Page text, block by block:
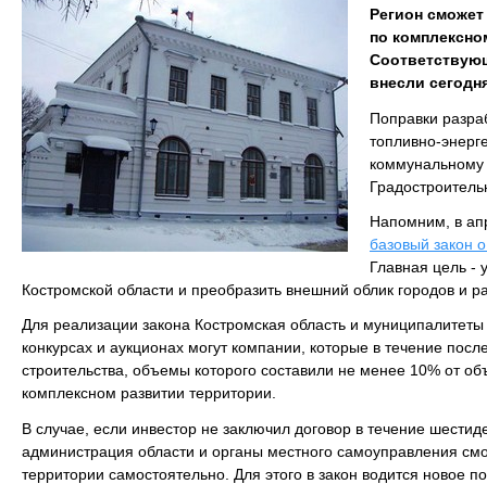
Регион
по
внесли
Поправки
топливно-
коммунальному
Напомним, в
базовый закон
Главная цель -
Костромской области и преобразить внешний облик городов и
Для реализации закона Костромская область и
конкурсах и аукционах могут компании, которые в течение
строительства, объемы которого составили не менее 10% от
комплексном развитии территории.
В случае, если инвестор не заключил договор в течение
администрация области и органы местного самоуправления
территории самостоятельно. Для этого в закон водится новое